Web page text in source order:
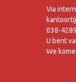
Via
038-
U bent
We